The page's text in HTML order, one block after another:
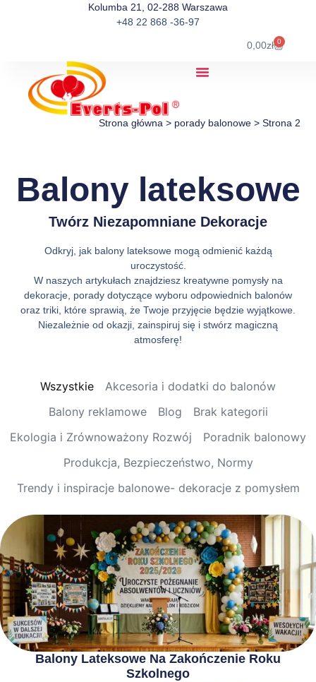
Kolumba 21, 02-288 Warszawa
+48 22 868 -36-97
0,00zł 0
Strona główna > porady balonowe> Strona 2
Balony lateksowe
Twórz Niezapomniane Dekoracje
Odkryj, jak balony lateksowe mogą odmienić każdą
uroczystość.
W naszych artykułach znajdziesz kreatywne pomysły na
dekoracje, porady dotyczące wyboru odpowiednich balonów
oraz triki, które sprawią, że Twoje przyjęcie będzie wyjątkowe.
Niezależnie od okazji, zainspiruj się i stwórz magiczną
atmosferę!
Akcesoria i dodatki do balonów
Balony reklamowe
Blog
Brak kategorii
Ekologia i Zrównoważony Rozwój
Poradnik balonowy
Produkcja, Bezpieczeństwo, Normy
Trendy i inspiracje balonowe- dekoracje z pomysłem
Wszystkie
Balony Lateksowe Na Zakończenie Roku
Szkolnego